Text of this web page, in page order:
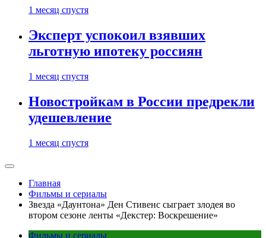
1 месяц спустя
Эксперт успокоил взявших
льготную ипотеку россиян
1 месяц спустя
Новостройкам в России предрекли
удешевление
1 месяц спустя
Главная
Фильмы и сериалы
Звезда «Даунтона» Ден Стивенс сыграет злодея во
втором сезоне ленты «Декстер: Воскрешение»
Фильмы и сериалы